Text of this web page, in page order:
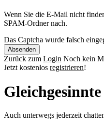
Wenn Sie die E-Mail nicht
SPAM-Ordner nach.
Das Captcha wurde falsch
Absenden
Zurück zum Login Noch kein
Jetzt kostenlos registrieren!
Auch unterwegs jederzeit